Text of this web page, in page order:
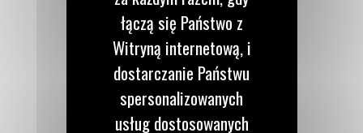
Zadzwoń do nas
122 100 122
łączą się Państwo z
Witryną internetową, i
dostarczanie Państwu
spersonalizowanych
usług dostosowanych